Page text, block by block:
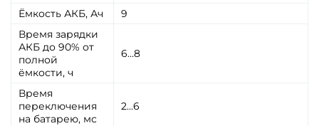
Ёмкость АКБ, Ач
9
Время зарядки
АКБ до 90% от
полной
ёмкости, ч
6…8
Время
переключения
на батарею, мс
2…6